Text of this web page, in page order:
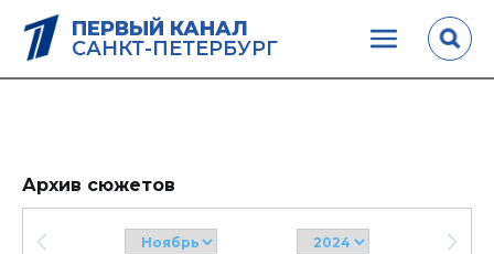
ПЕРВЫЙ КАНАЛ
САНКТ-ПЕТЕРБУРГ
Архив сюжетов